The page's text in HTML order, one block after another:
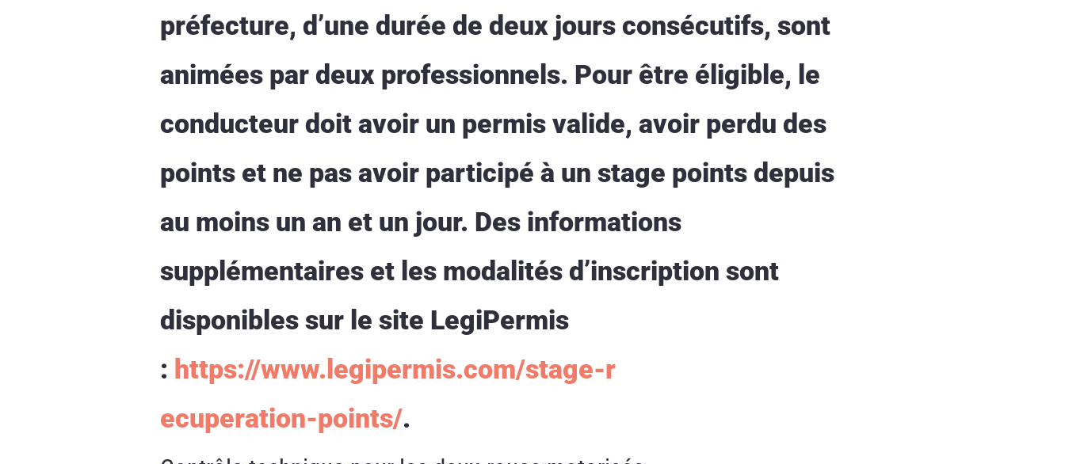
préfecture, d’une durée de deux jours consécutifs, sont
animées par deux professionnels. Pour être éligible, le
conducteur doit avoir un permis valide, avoir perdu des
points et ne pas avoir participé à un stage points depuis
au moins un an et un jour. Des informations
supplémentaires et les modalités d’inscription sont
disponibles sur le site LegiPermis
: https://www.legipermis.com/stage-r
ecuperation-points/.